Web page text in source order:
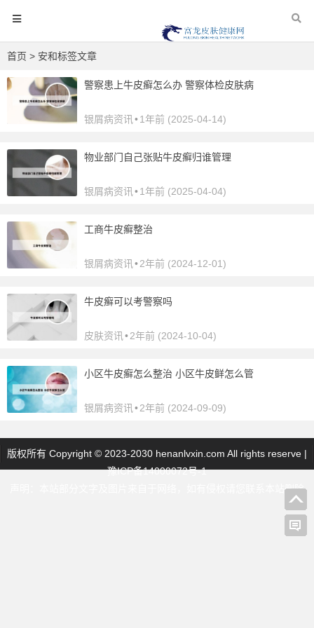
首页 > 安和标签文章
警察患上牛皮癣怎么办 警察体检皮肤病
银屑病资讯 •1年前 (2025-04-14)
物业部门自己张贴牛皮癣归谁管理
银屑病资讯 •1年前 (2025-04-04)
工商牛皮癣整治
银屑病资讯 •2年前 (2024-12-01)
牛皮癣可以考警察吗
皮肤资讯 •2年前 (2024-10-04)
小区牛皮癣怎么整治 小区牛皮鲜怎么管
银屑病资讯 •2年前 (2024-09-09)
版权所有 Copyright © 2023-2030 henanlvxin.com All rights reserve |
豫ICP备14000072号-1
声明：本站部分文字及图片来自于网络，如有侵权请您联系本站删除